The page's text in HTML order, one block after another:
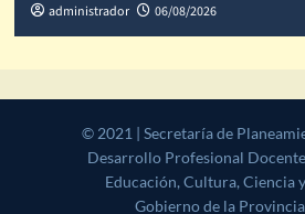
administrador 06/08/2026
© 2021 | Secretaría de Planeamiento
Profesional Docente | Ministerio de
Tecnología | Gobierno de la Provincia de
themes.